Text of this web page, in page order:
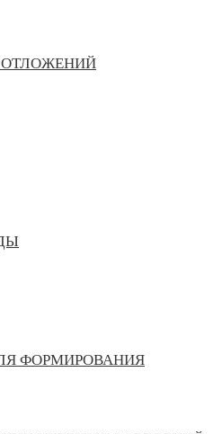
ОТЛОЖЕНИЙ
ФОРМИРОВАНИЯ